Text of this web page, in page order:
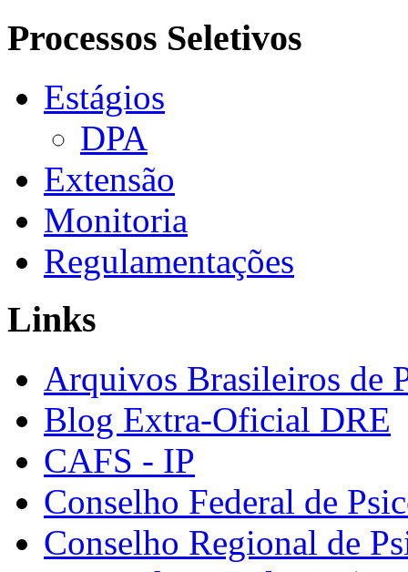
Processos Seletivos
Estágios
DPA
Extensão
Monitoria
Regulamentações
Links
Arquivos Brasileiros de
Blog Extra-Oficial DRE
CAFS - IP
Conselho Federal de
Conselho Regional de